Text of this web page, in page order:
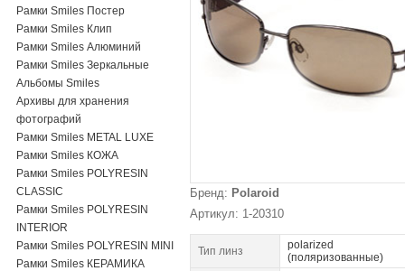
Рамки Smiles Постер
Рамки Smiles Клип
Рамки Smiles Алюминий
Рамки Smiles Зеркальные
Альбомы Smiles
Архивы для хранения
фотографий
Рамки Smiles METAL LUXE
Рамки Smiles КОЖА
Рамки Smiles POLYRESIN
CLASSIC
Рамки Smiles POLYRESIN
INTERIOR
Рамки Smiles POLYRESIN MINI
Рамки Smiles КЕРАМИКА
Бренд: Polaroid
Артикул: 1-20310
Тип линз
polarized
(поляризованные)